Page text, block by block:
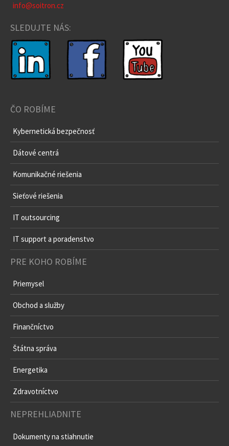
info@soitron.cz
SLEDUJTE NÁS:
ČO ROBÍME
Kybernetická bezpečnosť
Dátové centrá
Komunikačné riešenia
Sieťové riešenia
IT outsourcing
IT support a poradenstvo
PRE KOHO ROBÍME
Priemysel
Obchod a služby
Finančníctvo
Štátna správa
Energetika
Zdravotníctvo
NEPREHLIADNITE
Dokumenty na stiahnutie